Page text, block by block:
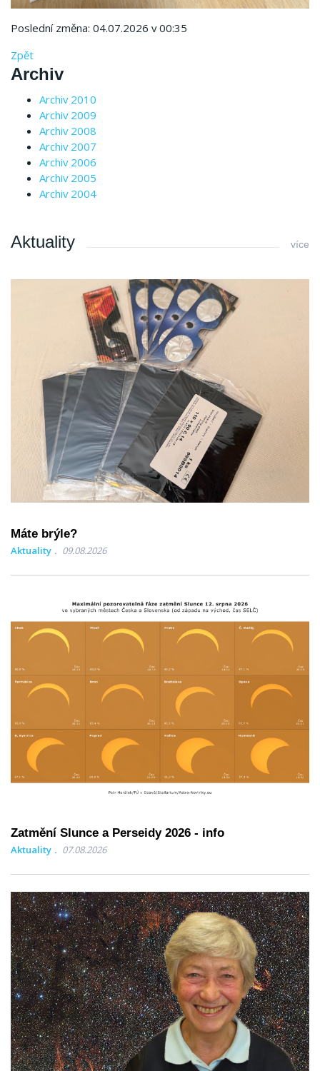
Poslední změna: 04.07.2026 v 00:35
Zpět
Archiv
Archiv 2010
Archiv 2009
Archiv 2008
Archiv 2007
Archiv 2006
Archiv 2005
Archiv 2004
Aktuality více
Máte brýle?
Aktuality 09.08.2026
Zatmění Slunce a Perseidy 2026 - info
Aktuality 07.08.2026